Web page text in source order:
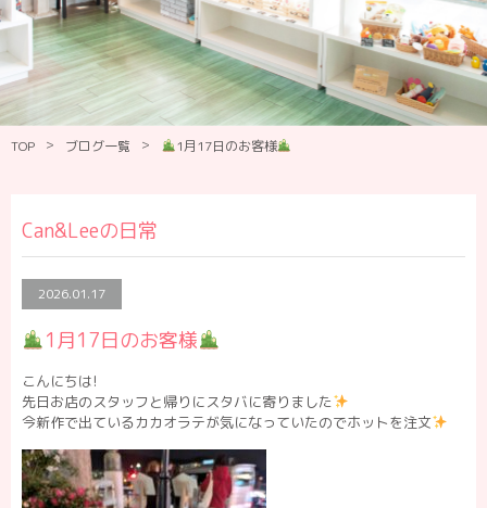
TOP > ブログ一覧 > 1月17日のお客様
Can&Leeの日常
2026.01.17
1月17日のお客様
こんにちは!
先日お店のスタッフと帰りにスタバに寄りました
今新作で出ているカカオラテが気になっていたのでホットを注文